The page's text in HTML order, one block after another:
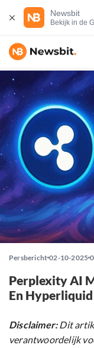
Newsbit
Bekijk in de
Persbericht 02-10-2025
Perplexity AI
En
Disclaimer:Dit
verantwoordelijk